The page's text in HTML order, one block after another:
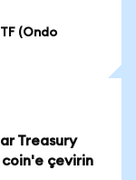
(Ondo
Treasury
coin'e çevirin